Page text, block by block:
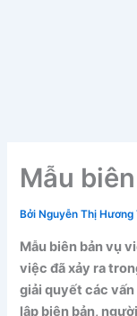
Mẫu
Bởi Nguyễn Thị
Mẫu biên bản vụ
việc đã xảy ra
giải quyết các
lập biên bản,